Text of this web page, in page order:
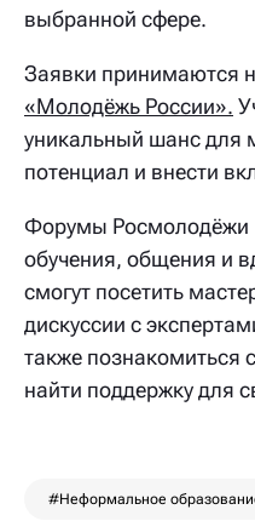
#Неформальное
выбранной сфере.
Заявки принимаются
«Молодёжь России».
уникальный шанс для
потенциал и внести
Форумы Росмолодёжи
обучения, общения и
смогут посетить
дискуссии с
также
найти поддержку для